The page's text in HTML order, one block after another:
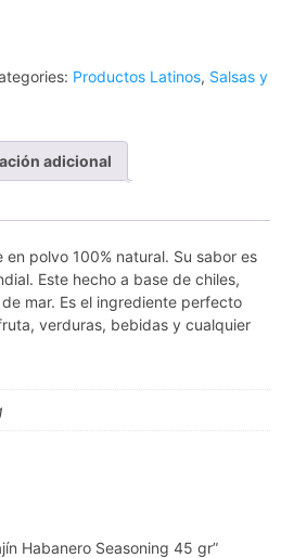
Productos Latinos, Salsas y
adicional
en polvo 100% natural. Su sabor es
Este hecho a base de chiles,
mar. Es el ingrediente perfecto
verduras, bebidas y cualquier
Habanero Seasoning 45 gr”